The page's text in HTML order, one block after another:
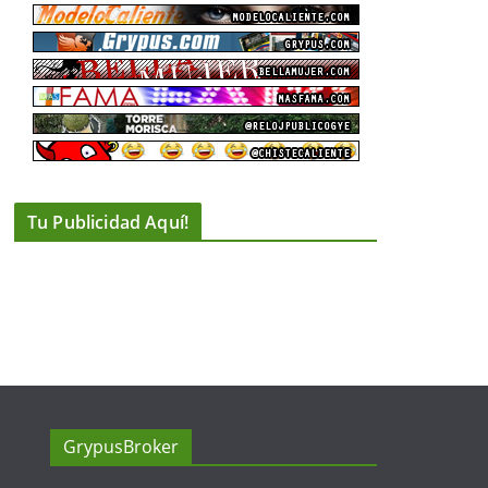
Tu Publicidad Aquí!
GrypusBroker